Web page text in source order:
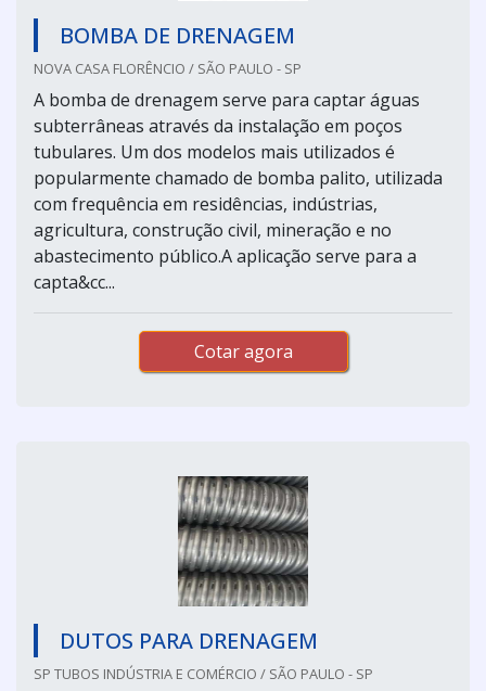
BOMBA DE DRENAGEM
NOVA CASA FLORÊNCIO / SÃO PAULO - SP
A bomba de drenagem serve para captar águas
subterrâneas através da instalação em poços
tubulares. Um dos modelos mais utilizados é
popularmente chamado de bomba palito, utilizada
com frequência em residências, indústrias,
agricultura, construção civil, mineração e no
abastecimento público.A aplicação serve para a
capta&cc...
Cotar agora
DUTOS PARA DRENAGEM
SP TUBOS INDÚSTRIA E COMÉRCIO / SÃO PAULO - SP